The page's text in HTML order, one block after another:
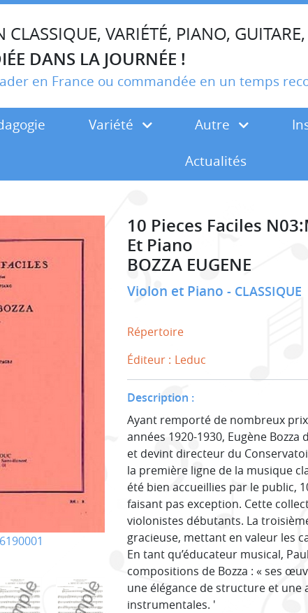
CLASSIQUE, VARIÉTÉ, PIANO, GUITARE,
DANS LA JOURNÉE !
en France ou commandée en un temps
Variété Autre
Actualités
10 Pieces Faciles
Et Piano
BOZZA EUGENE
Violon et Piano CLASSIQUE
Répertoire
Éditeur : Leduc
Description :
Ayant remporté de nombreux
années 1920-1930, Eugène Bozza
et devint directeur du
la première ligne de la musique
été bien accueillies par le public,
faisant pas exception. Cette
violonistes débutants. La
gracieuse, mettant en valeur les
En tant qu’éducateur musical,
compositions de Bozza : « ses
une élégance de structure et
instrumentales. '